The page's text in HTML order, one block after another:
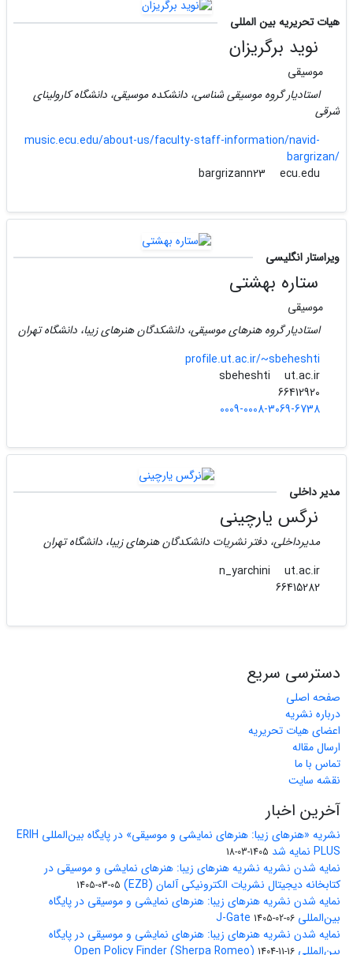
هیات تحریریه بین المللی
نوید برگریزان
موسیقی
استادیار گروه موسیقی شناسی، دانشکده موسیقی، دانشگاه کارولینای
شرقی
music.ecu.edu/about-us/faculty-staff-information/navid-
bargrizan/
ecu.edu
ویراستار انگلیسی
ستاره بهشتی
موسیقی
استادیار گروه هنرهای موسیقی، دانشکدگان هنرهای زیبا، دانشگاه تهران
profile.ut.ac.ir/~sbeheshti
sbeheshti
ut.ac.ir
0009-0008-3069-6738
مدیر داخلی
نرگس یارچینی
مدیرداخلی، دفتر نشریات دانشکدگان هنرهای زیبا، دانشگاه تهران
n_yarchini
ut.ac.ir
66415282
دسترسی سریع
صفحه اصلی
درباره نشریه
اعضای هیات تحریریه
ارسال مقاله
تماس با ما
نقشه سایت
آخرین اخبار
نشریه «هنرهای زیبا: هنرهای نمایشی و موسیقی» در پایگاه بین‌المللی ERIH
PLUS نمایه شد
1405-03-18
نمایه شدن نشریه نشریه هنرهای زیبا: هنرهای نمایشی و موسیقی در
کتابخانه دیجیتال نشریات الکترونیکی آلمان (EZB)
1405-03-05
نمایه شدن نشریه هنرهای زیبا: هنرهای نمایشی و موسیقی در پایگاه
بین‌المللی J-Gate 1405-02-06
نمایه شدن نشریه هنرهای زیبا: هنرهای نمایشی و موسیقی در پایگاه
بین‌المللی Open Policy Finder (Sherpa Romeo) 1404-11-16